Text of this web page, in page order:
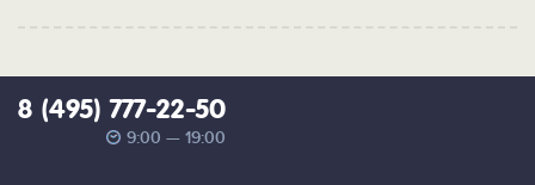
8 (495) 777-22-50
9:00 — 19:00